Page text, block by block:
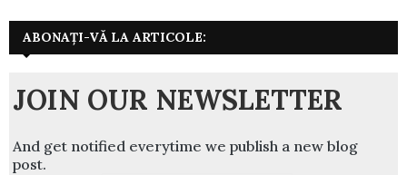
ABONAȚI-VĂ LA ARTICOLE:
JOIN OUR NEWSLETTER
And get notified everytime we publish a new blog
post.